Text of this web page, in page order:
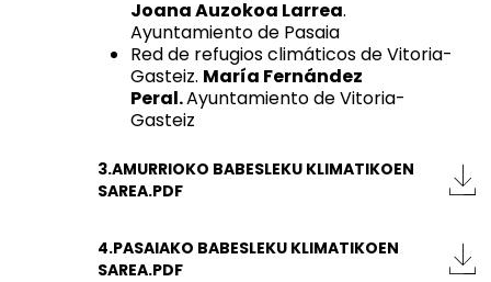
Joana Auzokoa Larrea.
Ayuntamiento de Pasaia
Red de refugios climáticos de Vitoria-
Gasteiz. María Fernández
Peral.Ayuntamiento de Vitoria-
Gasteiz
3.AMURRIOKO BABESLEKU KLIMATIKOEN
SAREA.PDF
4.PASAIAKO BABESLEKU KLIMATIKOEN
SAREA.PDF